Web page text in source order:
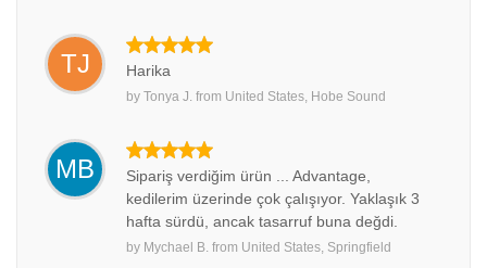
TJ Harika
by Tonya J. from United States, Hobe Sound
MB
Sipariş verdiğim ürün ... Advantage,
kedilerim üzerinde çok çalışıyor. Yaklaşık 3
hafta sürdü, ancak tasarruf buna değdi.
by Mychael B. from United States, Springfield